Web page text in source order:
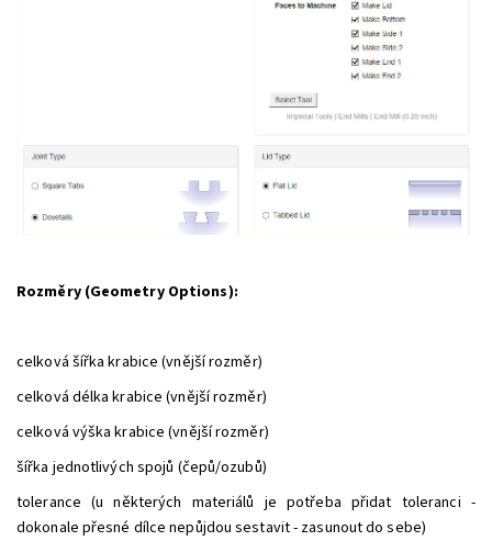
Rozměry (Geometry Options):
celková šířka krabice (vnější rozměr)
celková délka krabice (vnější rozměr)
celková výška krabice (vnější rozměr)
šířka jednotlivých spojů (čepů/ozubů)
tolerance (u některých materiálů je potřeba přidat toleranci -
dokonale přesné dílce nepůjdou sestavit - zasunout do sebe)